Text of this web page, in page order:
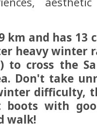
km and has 13
heavy winter
to cross the
Don't take
difficulty,
boots with
walk!